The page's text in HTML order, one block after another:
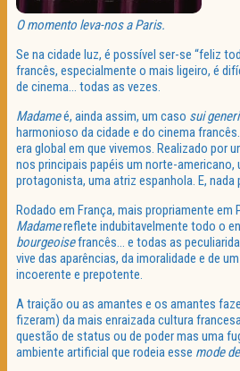
O momento leva-nos a Paris.
Se na cidade luz, é possível ser-se “feliz
francês, especialmente o mais ligeiro, é
de cinema… todas as vezes.
Madameé, ainda assim, um caso sui
harmonioso da cidade e do cinema
era global em que vivemos. Realizado por
nos principais papéis um norte-americano,
protagonista, uma atriz espanhola. E, nada
Rodado em França, mais propriamente em
Madamereflete indubitavelmente todo o
bourgeoisefrancês… e todas as
vive das aparências, da imoralidade e de
incoerente e prepotente.
A traição ou as amantes e os amantes
fizeram) da mais enraizada cultura
questão de status ou de poder mas uma
ambiente artificial que rodeia esse mode